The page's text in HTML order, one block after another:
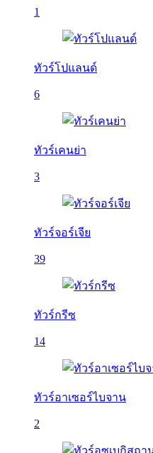
1
ทัวร์โปแลนด์
6
ทัวร์เคนย่า
3
ทัวร์จอร์เจีย
39
ทัวร์กรีซ
14
ทัวร์อาเซอร์ไบจาน
2